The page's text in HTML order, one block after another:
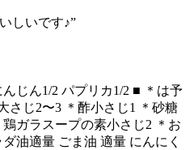
しいです♪”
じん1/2 パプリカ1/2 ■ ＊は予
さじ2〜3 ＊酢小さじ1 ＊砂糖
ガラスープの素小さじ2 ＊お
油適量 ごま油 適量 にんにく